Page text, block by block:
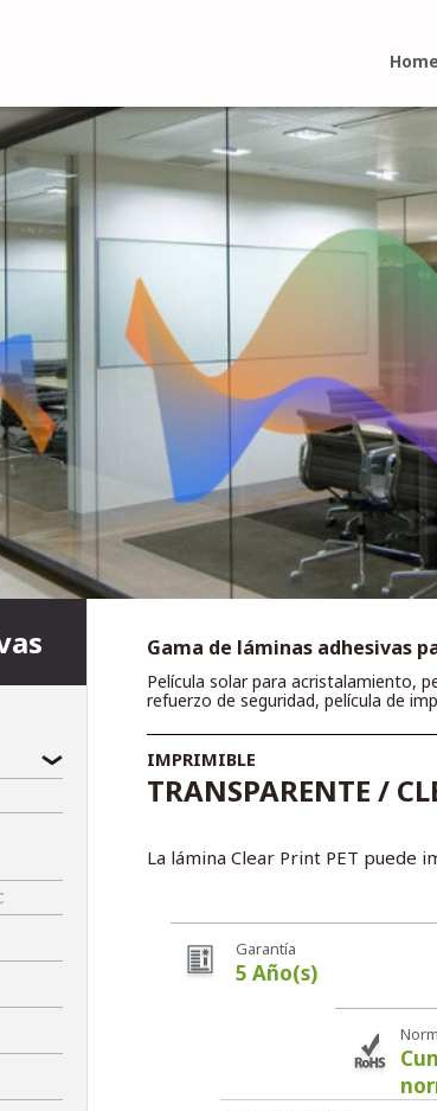
Home
Gama de láminas adhesivas
Película solar para acristalamiento,
refuerzo de seguridad, película de
IMPRIMIBLE
TRANSPARENTE /
La lámina Clear Print PET puede
Garantía
5 Año(s)